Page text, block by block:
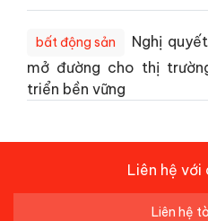
bất động sản
Nghị
mở đường cho thị
triển bền vững
Liên hệ với
Liên hệ